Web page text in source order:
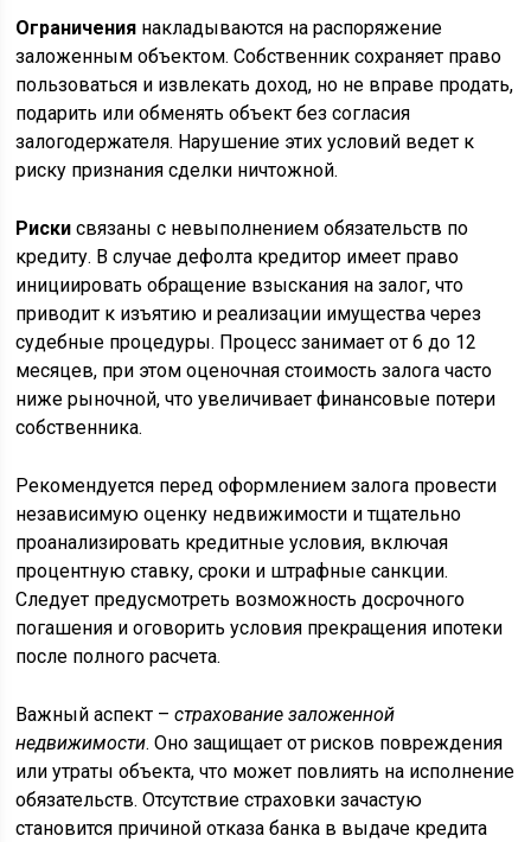
Ограничения накладываются на распоряжение
заложенным объектом. Собственник сохраняет право
пользоваться и извлекать доход, но не вправе продать,
подарить или обменять объект без согласия
залогодержателя. Нарушение этих условий ведет к
риску признания сделки ничтожной.
Риски связаны с невыполнением обязательств по
кредиту. В случае дефолта кредитор имеет право
инициировать обращение взыскания на залог, что
приводит к изъятию и реализации имущества через
судебные процедуры. Процесс занимает от 6 до 12
месяцев, при этом оценочная стоимость залога часто
ниже рыночной, что увеличивает финансовые потери
собственника.
Рекомендуется перед оформлением залога провести
независимую оценку недвижимости и тщательно
проанализировать кредитные условия, включая
процентную ставку, сроки и штрафные санкции.
Следует предусмотреть возможность досрочного
погашения и оговорить условия прекращения ипотеки
после полного расчета.
Важный аспект –страхование заложенной
недвижимости. Оно защищает от рисков повреждения
или утраты объекта, что может повлиять на исполнение
обязательств. Отсутствие страховки зачастую
становится причиной отказа банка в выдаче кредита